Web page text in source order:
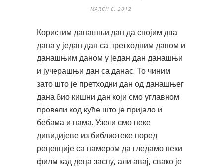
MARCH 6, 2012
Користим данашњи дан да спојим два
дана у један дан са претходним даном и
данашњим даном у један дан данашњи
и јучерашњи дан са данас. То чиним
зато што је претходни дан од данашњег
дана био кишни дан који смо углавном
провели код куће што је пријало и
бебама и нама. Узели смо неке
дивидијеве из библиотеке поред
рецепције са намером да гледамо неки
филм кад деца заспу, али авај, свако је